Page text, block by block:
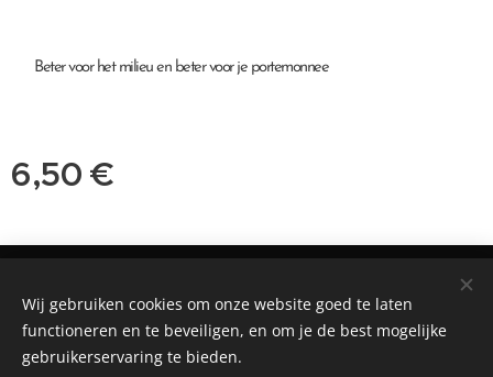
♥ Beter voor het milieu en beter voor je portemonnee
6,50 €
Nieuwstraat 50, 5271 AE, Sint-Michielsgestel
Mogelijk gemaakt doorWebnode Cookies
Wij gebruiken cookies om onze website goed te laten
functioneren en te beveiligen, en om je de best mogelijke
gebruikerservaring te bieden.